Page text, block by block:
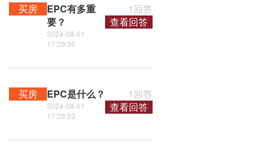
买房
EPC有多重
要？
2024-08-01
17:29:30
1回答
查看回答
买房 EPC是什么？
2024-08-01
17:29:23
1回答
查看回答